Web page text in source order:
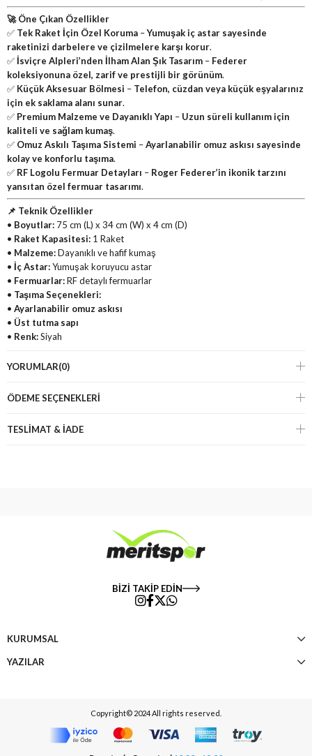
🚀 Öne Çıkan Özellikler
✅ Tek Raket İçin Özel Koruma –Yumuşak iç astar sayesinde
raketinizi darbelere ve çizilmelere karşı korur.
✅İsviçre Alpleri’nden İlham Alan Şık Tasarım – Federer
koleksiyonuna özel, zarif ve prestijli bir görünüm.
✅ Küçük Aksesuar Bölmesi – Telefon, cüzdan veya küçük eşyalarınız
için ek saklama alanı sunar.
✅ Premium Malzeme ve Dayanıklı Yapı – Uzun süreli kullanım için
kaliteli ve sağlam kumaş.
✅ Omuz Askılı Taşıma Sistemi –Ayarlanabilir omuz askısı sayesinde
kolay ve konforlu taşıma.
✅ RF Logolu Fermuar Detayları – Roger Federer’in ikonik tarzını
yansıtan özel fermuar tasarımı.
📌 Teknik Özellikler
• Boyutlar: 75 cm (L) x 34 cm (W) x 4 cm (D)
• Raket Kapasitesi: 1 Raket
• Malzeme:Dayanıklı ve hafif kumaş
• İç Astar:Yumuşak koruyucu astar
• Fermuarlar:RF detaylı fermuarlar
• Taşıma Seçenekleri:
• Ayarlanabilir omuz askısı
• Üst tutma sapı
• Renk:Siyah
YORUMLAR(0)
ÖDEME SEÇENEKLERI
TESLİMAT & İADE
BİZİ TAKİP EDİN
KURUMSAL
YAZILAR
Copyright© 2024 All rights reserved.